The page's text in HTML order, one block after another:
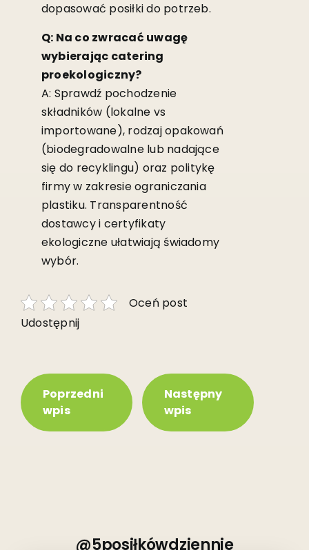
@5posiłkówdziennie
dopasować posiłki do potrzeb.
Q: Na co zwracać uwagę
wybierając catering
proekologiczny?
A: Sprawdź pochodzenie
składników (lokalne vs
importowane), rodzaj opakowań
(biodegradowalne lub nadające
się do recyklingu) oraz politykę
firmy w zakresie ograniczania
plastiku. Transparentność
dostawcy i certyfikaty
ekologiczne ułatwiają świadomy
wybór.
Oceń post
Udostępnij
Poprzedni
wpis
Następny
wpis